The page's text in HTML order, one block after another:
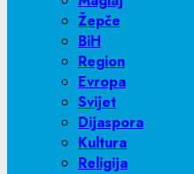
Žepče
BiH
Region
Evropa
Svijet
Dijaspora
Kultura
Religija